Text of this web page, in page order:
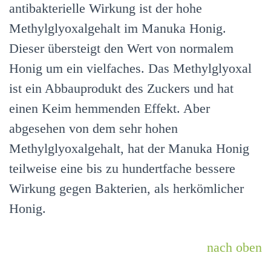
antibakterielle Wirkung ist der hohe
Methylglyoxalgehalt im Manuka Honig.
Dieser übersteigt den Wert von normalem
Honig um ein vielfaches. Das Methylglyoxal
ist ein Abbauprodukt des Zuckers und hat
einen Keim hemmenden Effekt. Aber
abgesehen von dem sehr hohen
Methylglyoxalgehalt, hat der Manuka Honig
teilweise eine bis zu hundertfache bessere
Wirkung gegen Bakterien, als herkömlicher
Honig.
nach oben